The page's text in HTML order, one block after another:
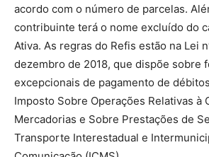
acordo com o número de parcelas.
contribuinte terá o nome excluído do
Ativa. As regras do Refis estão na Lei
dezembro de 2018, que dispõe sobre
excepcionais de pagamento de
Imposto Sobre Operações Relativas à
Mercadorias e Sobre Prestações de
Transporte Interestadual e